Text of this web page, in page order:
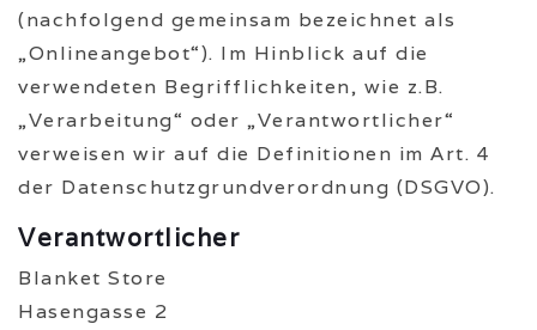
(nachfolgend gemeinsam bezeichnet als
„Onlineangebot“). Im Hinblick auf die
verwendeten Begrifflichkeiten, wie z.B.
„Verarbeitung“ oder „Verantwortlicher“
verweisen wir auf die Definitionen im Art. 4
der Datenschutzgrundverordnung (DSGVO).
Verantwortlicher
Blanket Store
Hasengasse 2